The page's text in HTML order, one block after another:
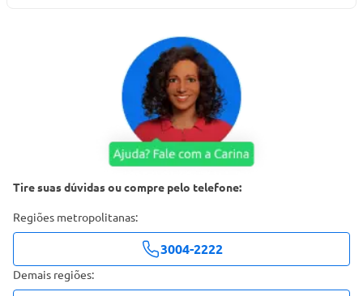
Tire suas dúvidas ou compre pelo telefone:
Regiões metropolitanas:
3004-2222
Demais regiões: